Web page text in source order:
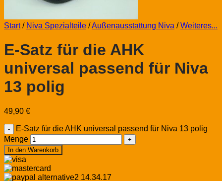
Start / Niva Spezialteile /Außenausstattung Niva / Weiteres...
E-Satz für die AHK
universal passend für Niva
13 polig
49,90 €
E-Satz für die AHK universal passend für Niva 13 polig
Menge
In den Warenkorb